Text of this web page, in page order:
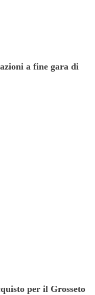
a fine gara di
per il Grosseto